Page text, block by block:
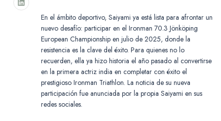
En el ámbito deportivo, Saiyami ya está lista para afrontar un
nuevo desafío: participar en el Ironman 70.3 Jönköping
European Championship en julio de 2025, donde la
resistencia es la clave del éxito. Para quienes no lo
recuerden, ella ya hizo historia el año pasado al convertirse
en la primera actriz india en completar con éxito el
prestigioso Ironman Triathlon. La noticia de su nueva
participación fue anunciada por la propia Saiyami en sus
redes sociales.